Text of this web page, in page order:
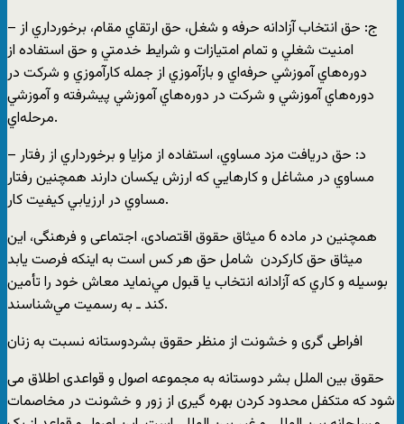
– ج‌: حق‌ انتخاب‌ آزادانه‌ حرفه‌ و شغل‌، حق‌ ارتقاي‌ مقام‌، برخورداري‌ از
امنيت‌ شغلي‌ و تمام‌ امتيازات‌ و شرايط‌ خدمتي‌ و حق‌ استفاده‌ از
دوره‌هاي‌ آموزشي‌ حرفه‌اي‌ و بازآموزي‌ از جمله‌ كارآموزي‌ و شركت‌ در
دوره‌هاي‌ آموزشي‌ و شركت‌ در دوره‌هاي‌ آموزشي‌ پيشرفته‌ و آموزشي‌
مرحله‌اي‌.
– د: حق‌ دريافت‌ مزد مساوي‌، استفاده‌ از مزايا و برخورداري‌ از رفتار
مساوي‌ در مشاغل‌ و كارهايي‌ كه‌ ارزش‌ يكسان‌ دارند همچنين‌ رفتار
مساوي‌ در ارزيابي‌ كيفيت‌ كار.
همچنین در ماده 6 میثاق حقوق اقتصادی، اجتماعی و فرهنگی، اين‌
ميثاق‌ حق‌ كاركردن‌ ‌ شامل‌ حق‌ هر كس‌ است‌ به‌ اينكه‌ فرصت‌ يابد
بوسيله‌ و كاري‌ كه‌ آزادانه‌ انتخاب‌ يا قبول‌ مي‌نمايد معاش‌ خود را تأمين‌
كند ـ به‌ رسميت‌ مي‌شناسند.
افراطی گری و خشونت از منظر حقوق بشردوستانه نسبت به زنان
حقوق بین الملل بشر دوستانه به مجموعه اصول و قواعدی اطلاق می
شود که متکفل محدود کردن بهره گیری از زور و خشونت در مخاصمات